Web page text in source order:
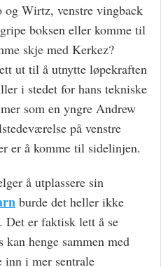
Wirtz, venstre vingback
boksen eller komme til
skje med Kerkez?
ut til å utnytte løpekraften
i stedet for hans tekniske
som en yngre Andrew
på venstre
er å komme til sidelinjen.
å utplassere sin
burde det heller ikke
er faktisk lett å se
henge sammen med
inn i mer sentrale